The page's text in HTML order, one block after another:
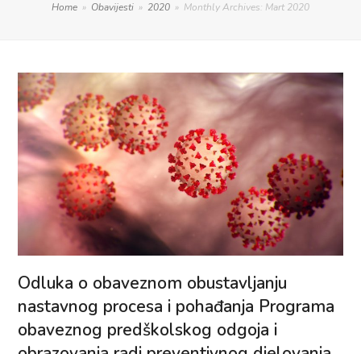
Home » Obavijesti » 2020 » Monthly Archives: Mart 2020
Odluka o obaveznom obustavljanju
nastavnog procesa i pohađanja Programa
obaveznog predškolskog odgoja i